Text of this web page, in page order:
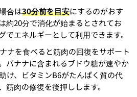
合は30分前を目安にするのがおす
約20分で消化が始まるとされてお
でエネルギーとして利用できます。
ナを食べると筋肉の回復をサポート
バナナに含まれるブドウ糖が速やか
け、ビタミンB6がたんぱく質の代
筋肉の修復を後押しします。